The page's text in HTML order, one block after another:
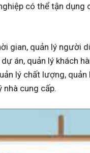
có thể tận dụng
gian, quản lý người
án, quản lý khách
lý chất lượng, quản
nhà cung cấp.